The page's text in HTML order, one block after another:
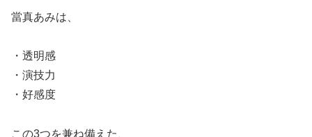
當真あみは、
・透明感
・演技力
・好感度
この3つを兼ね備えた、